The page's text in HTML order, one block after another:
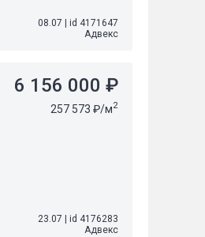
08.07
id 4171647
Адвекс
6 156 000 ₽
257 573 ₽/м2
23.07
id 4176283
Адвекс